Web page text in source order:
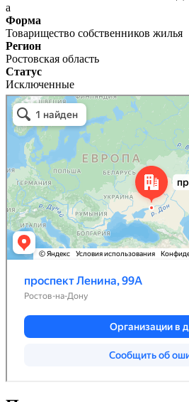
а
Форма
Товарищество собственников жилья
Регион
Ростовская область
Статус
Исключенные